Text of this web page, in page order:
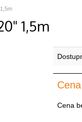
1,5m
Cena